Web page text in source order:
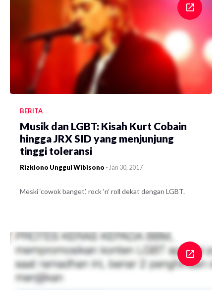
BERITA
Musik dan LGBT: Kisah Kurt Cobain
hingga JRX SID yang menjunjung
tinggi toleransi
Rizkiono Unggul Wibisono - Jan 30, 2017
Meski ‘cowok banget’, rock ‘n’ roll dekat dengan LGBT.